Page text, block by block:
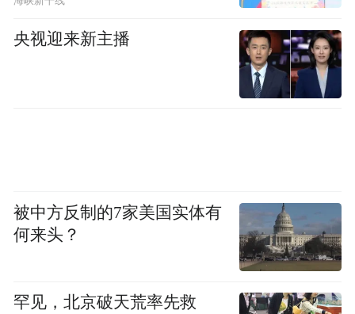
央视迎来新主播
被中方反制的7家美国实体有
何来头？
罕见，北京破天荒率先救